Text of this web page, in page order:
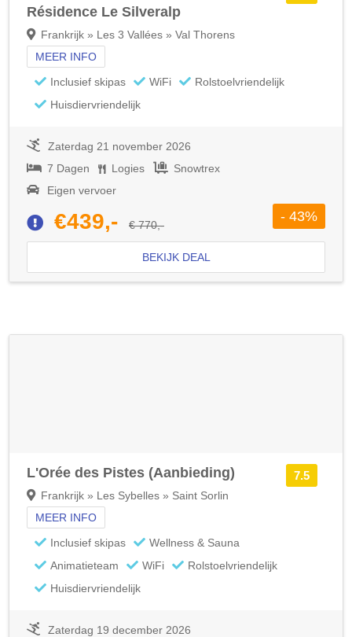
Résidence Le Silveralp
Frankrijk » Les 3 Vallées » Val Thorens
MEER INFO
Inclusief skipas
WiFi
Rolstoelvriendelijk
Huisdiervriendelijk
Zaterdag 21 november 2026
7 Dagen
Logies
Snowtrex
Eigen vervoer
€439,- € 770,-
- 43%
BEKIJK DEAL
7.5
L'Orée des Pistes (Aanbieding)
Frankrijk » Les Sybelles » Saint Sorlin
MEER INFO
Inclusief skipas
Wellness & Sauna
Animatieteam
WiFi
Rolstoelvriendelijk
Huisdiervriendelijk
Zaterdag 19 december 2026